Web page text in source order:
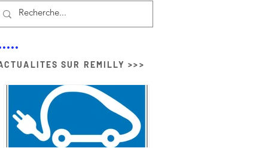
SUR REMILLY >>>